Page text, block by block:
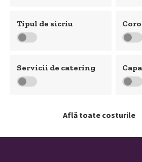
Tipul de sicriu
Servicii de catering
Află toate costurile